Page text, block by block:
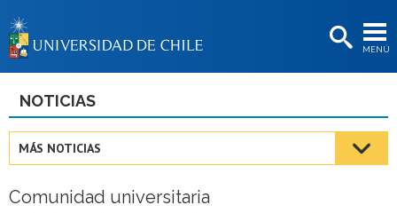
MENÚ
BIBLIOTECAS
Estudiantes
Académicas/os
NOTICIAS
MÁS NOTICIAS
Comunidad universitaria